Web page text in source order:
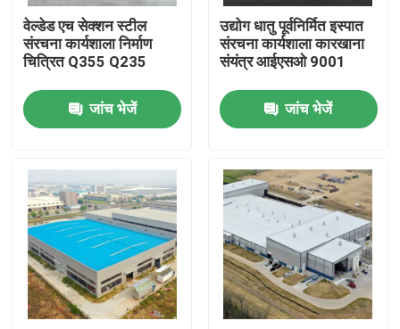
उत्पादों
वीडियो
वेल्डेड एच सेक्शन स्टील
संरचना कार्यशाला निर्माण
चित्रित Q355 Q235
जांच भेजें
उद्योग धातु पूर्वनिर्मित इस्पात
संरचना कार्यशाला कारखाना
संयंत्र आईएसओ 9001
जांच भेजें